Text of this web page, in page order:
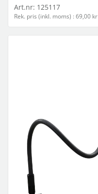
Art.nr: 125117
Rek. pris (inkl. moms) : 69,00 kr